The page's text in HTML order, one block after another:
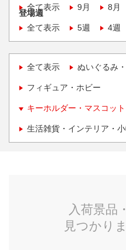
全て表示
9月 8月
登場週
全て表示
5週 4週
全て表示 ぬいぐるみ
フィギュア・ホビー
キーホルダー・マスコッ
生活雑貨・インテリア・